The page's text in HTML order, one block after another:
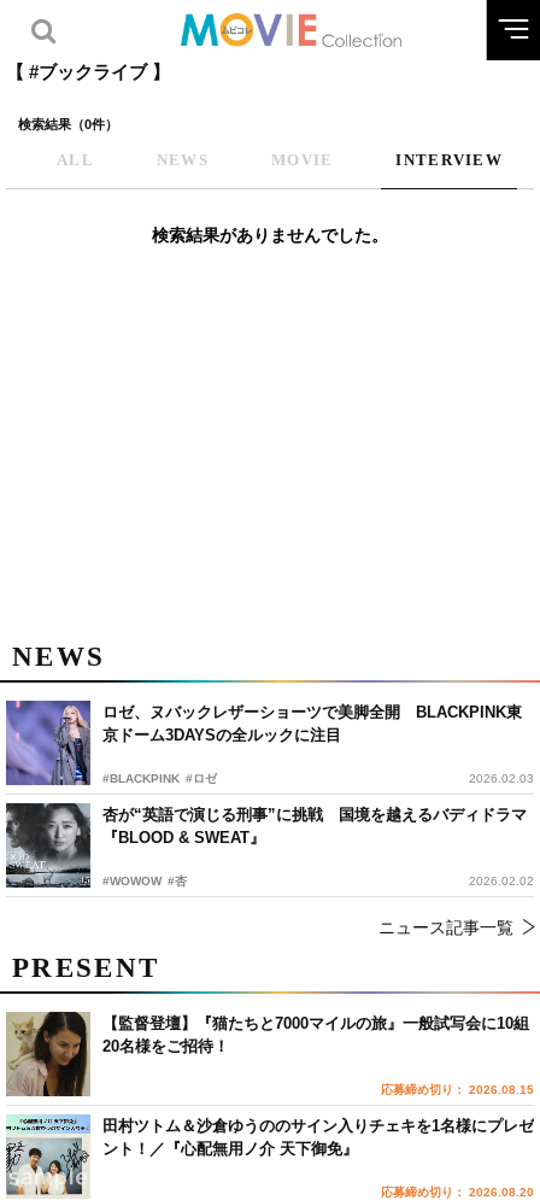
【 #ブックライブ 】
検索結果（0件）
ALL NEWS MOVIE INTERVIEW
検索結果がありませんでした。
NEWS
ロゼ、ヌバックレザーショーツで美脚全開 BLACKPINK東
京ドーム3DAYSの全ルックに注目
#BLACKPINK #ロゼ 2026.02.03
杏が“英語で演じる刑事”に挑戦 国境を越えるバディドラマ
『BLOOD & SWEAT』
#WOWOW #杏 2026.02.02
ニュース記事一覧
PRESENT
【監督登壇】『猫たちと7000マイルの旅』一般試写会に10組
20名様をご招待！
応募締め切り： 2026.08.15
田村ツトム＆沙倉ゆうののサイン入りチェキを1名様にプレゼ
ント！／『心配無用ノ介 天下御免』
応募締め切り： 2026.08.20